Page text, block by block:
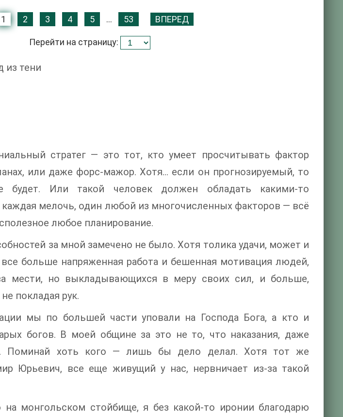
1 2 3 4 5 ... 53 ВПЕРЕД
Перейти на страницу:
из тени
стратег — это тот, кто умеет просчитывать фактор
или даже форс-мажор. Хотя… если он прогнозируемый, то
Или такой человек должен обладать какими-то
мелочь, один любой из многочисленных факторов — всё
любое планирование.
за мной замечено не было. Хотя толика удачи, может и
все больше напряженная работа и бешенная мотивация людей,
мести, но выкладывающихся в меру своих сил, и больше,
покладая рук.
мы по большей части уповали на Господа Бога, а кто и
богов. В моей общине за это не то, что наказания, даже
Поминай хоть кого — лишь бы дело делал. Хотя тот же
Юрьевич, все еще живущий у нас, нервничает из-за такой
монгольском стойбище, я без какой-то иронии благодарю